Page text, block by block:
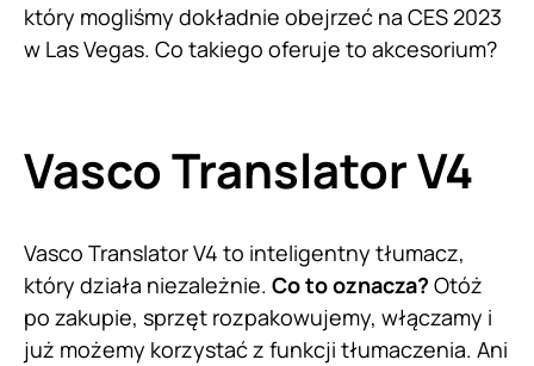
który mogliśmy dokładnie obejrzeć na CES 2023
w Las Vegas. Co takiego oferuje to akcesorium?
Vasco Translator V4
Vasco Translator V4 to inteligentny tłumacz,
który działa niezależnie. Co to oznacza? Otóż
po zakupie, sprzęt rozpakowujemy, włączamy i
już możemy korzystać z funkcji tłumaczenia. Ani